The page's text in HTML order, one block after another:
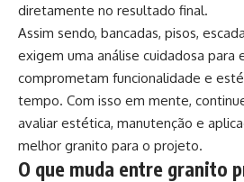
diretamente no resultado final.
Assim sendo, bancadas, pisos,
exigem uma análise cuidadosa para
comprometam funcionalidade e
tempo. Com isso em mente,
avaliar estética, manutenção e
melhor granito para o projeto.
O que muda entre granito